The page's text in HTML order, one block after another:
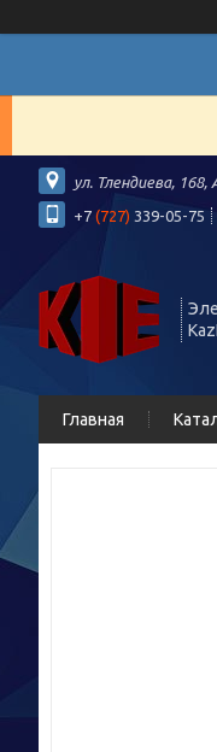
ул. Тлендиева,
+7 (727) 339-05-75
Главная